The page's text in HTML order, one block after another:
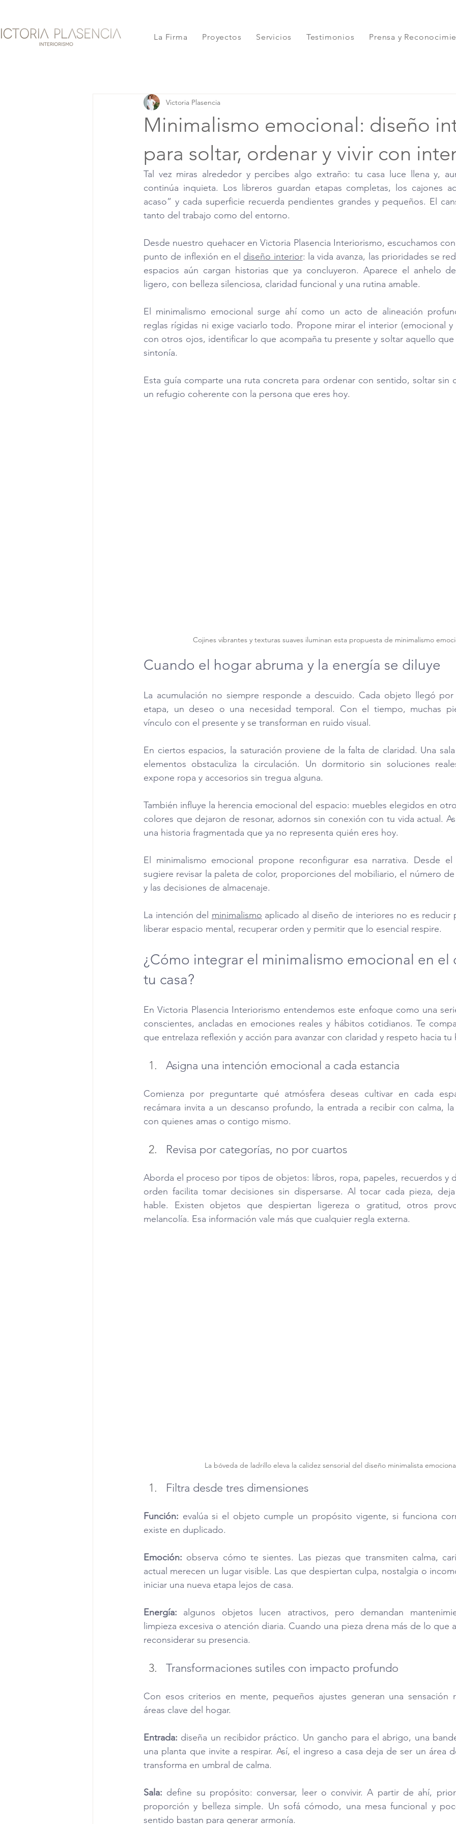
La Firma Proyectos Servicios Testimonios Prensa y
Minimalismo emocional: diseño
para soltar, ordenar y vivir con
Victoria Plasencia
Tal vez miras alrededor y percibes algo extraño: tu casa luce llena y,
continúa inquieta. Los libreros guardan etapas completas, los cajones
acaso” y cada superficie recuerda pendientes grandes y pequeños. El
tanto del trabajo como del entorno.
Desde nuestro quehacer en Victoria Plasencia Interiorismo, escuchamos
punto de inflexión en el diseño interior: la vida avanza, las prioridades se
espacios aún cargan historias que ya concluyeron. Aparece el anhelo
ligero, con belleza silenciosa, claridad funcional y una rutina amable.
El minimalismo emocional surge ahí como un acto de alineación
reglas rígidas ni exige vaciarlo todo. Propone mirar el interior (emocional
con otros ojos, identificar lo que acompaña tu presente y soltar aquello
sintonía.
Esta guía comparte una ruta concreta para ordenar con sentido, soltar sin
un refugio coherente con la persona que eres hoy.
Cojines vibrantes y texturas suaves iluminan esta propuesta de minimalismo
Cuando el hogar abruma y la energía se diluye
La acumulación no siempre responde a descuido. Cada objeto llegó por
etapa, un deseo o una necesidad temporal. Con el tiempo, muchas
vínculo con el presente y se transforman en ruido visual.
En ciertos espacios, la saturación proviene de la falta de claridad. Una
elementos obstaculiza la circulación. Un dormitorio sin soluciones
expone ropa y accesorios sin tregua alguna.
También influye la herencia emocional del espacio: muebles elegidos en
colores que dejaron de resonar, adornos sin conexión con tu vida actual.
una historia fragmentada que ya no representa quién eres hoy.
El minimalismo emocional propone reconfigurar esa narrativa. Desde
sugiere revisar la paleta de color, proporciones del mobiliario, el número de
y las decisiones de almacenaje.
La intención del minimalismo aplicado al diseño de interiores no es reducir
liberar espacio mental, recuperar orden y permitir que lo esencial respire.
¿Cómo integrar el minimalismo emocional en el
tu casa?
En Victoria Plasencia Interiorismo entendemos este enfoque como una
conscientes, ancladas en emociones reales y hábitos cotidianos. Te
que entrelaza reflexión y acción para avanzar con claridad y respeto hacia tu
Asigna una intención emocional a cada estancia
Comienza por preguntarte qué atmósfera deseas cultivar en cada
recámara invita a un descanso profundo, la entrada a recibir con calma,
con quienes amas o contigo mismo.
Revisa por categorías, no por cuartos
Aborda el proceso por tipos de objetos: libros, ropa, papeles, recuerdos y
orden facilita tomar decisiones sin dispersarse. Al tocar cada pieza,
hable. Existen objetos que despiertan ligereza o gratitud, otros
melancolía. Esa información vale más que cualquier regla externa.
La bóveda de ladrillo eleva la calidez sensorial del diseño minimalista
Filtra desde tres dimensiones
Función: evalúa si el objeto cumple un propósito vigente, si funciona
existe en duplicado.
Emoción: observa cómo te sientes. Las piezas que transmiten calma,
actual merecen un lugar visible. Las que despiertan culpa, nostalgia o
iniciar una nueva etapa lejos de casa.
Energía: algunos objetos lucen atractivos, pero demandan
limpieza excesiva o atención diaria. Cuando una pieza drena más de lo que
reconsiderar su presencia.
Transformaciones sutiles con impacto profundo
Con esos criterios en mente, pequeños ajustes generan una sensación
áreas clave del hogar.
Entrada: diseña un recibidor práctico. Un gancho para el abrigo, una
una planta que invite a respirar. Así, el ingreso a casa deja de ser un área
transforma en umbral de calma.
Sala: define su propósito: conversar, leer o convivir. A partir de ahí,
proporción y belleza simple. Un sofá cómodo, una mesa funcional y
sentido bastan para generar armonía.